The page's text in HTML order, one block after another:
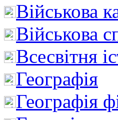
Військова
Військова
Всесвітня
Географія
Географія